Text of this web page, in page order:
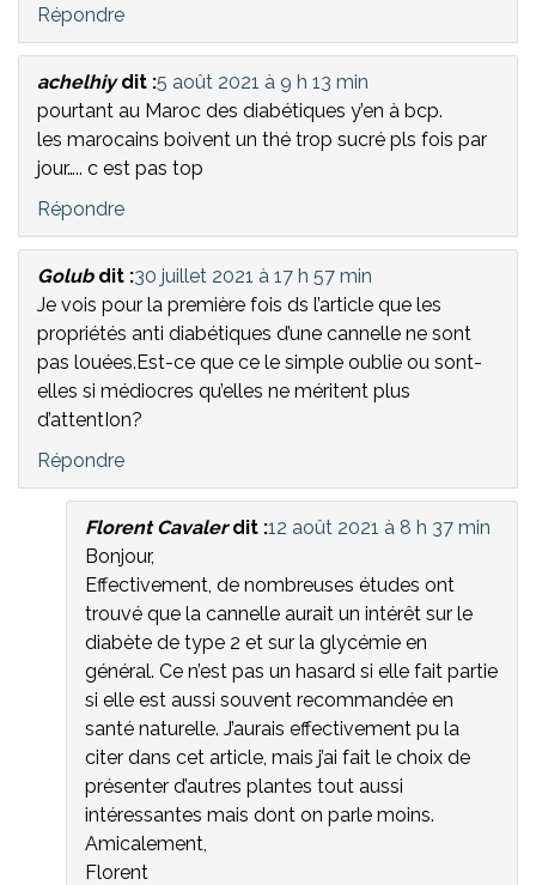
Répondre
achelhiy dit :5 août 2021 à 9 h 13 min
pourtant au Maroc des diabétiques y’en à bcp.
les marocains boivent un thé trop sucré pls fois par
jour….. c est pas top
Répondre
Golub dit :30 juillet 2021 à 17 h 57 min
Je vois pour la première fois ds l’article que les
propriétés anti diabétiques d’une cannelle ne sont
pas louées.Est-ce que ce le simple oublie ou sont-
elles si médiocres qu’elles ne méritent plus
d’attentIon?
Répondre
Florent Cavaler dit :12 août 2021 à 8 h 37 min
Bonjour,
Effectivement, de nombreuses études ont
trouvé que la cannelle aurait un intérêt sur le
diabète de type 2 et sur la glycémie en
général. Ce n’est pas un hasard si elle fait partie
si elle est aussi souvent recommandée en
santé naturelle. J’aurais effectivement pu la
citer dans cet article, mais j’ai fait le choix de
présenter d’autres plantes tout aussi
intéressantes mais dont on parle moins.
Amicalement,
Florent